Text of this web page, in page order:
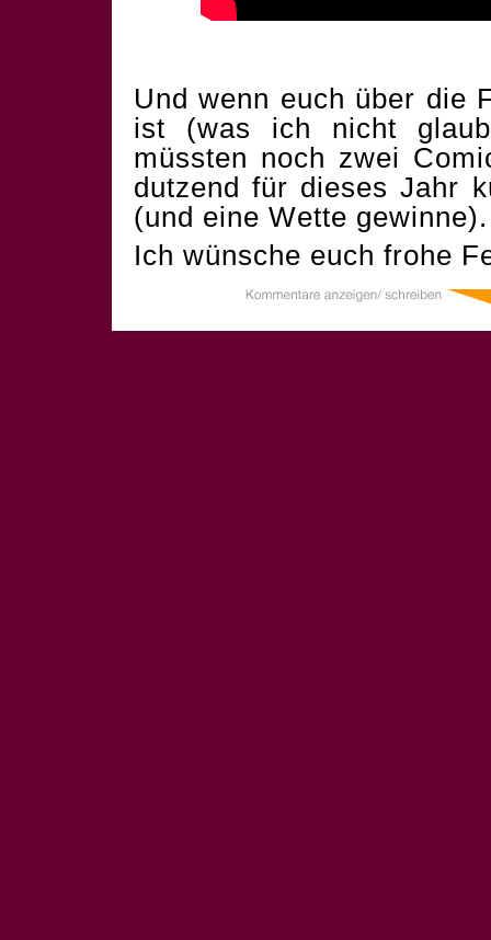
Und wenn euch über die
ist (was ich nicht
müssten noch zwei
dutzend für dieses Jahr
(und eine Wette
Ich wünsche euch frohe